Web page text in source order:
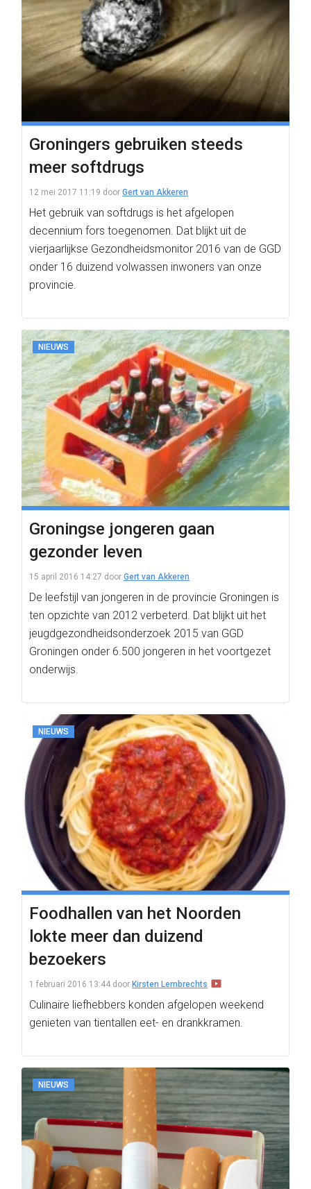
Groningers gebruiken steeds
meer softdrugs
12 mei 2017 11:19 door Gert van Akkeren
Het gebruik van softdrugs is het afgelopen
decennium fors toegenomen. Dat blijkt uit de
vierjaarlijkse Gezondheidsmonitor 2016 van de GGD
onder 16 duizend volwassen inwoners van onze
provincie.
NIEUWS
Groningse jongeren gaan
gezonder leven
15 april 2016 14:27 door Gert van Akkeren
De leefstijl van jongeren in de provincie Groningen is
ten opzichte van 2012 verbeterd. Dat blijkt uit het
jeugdgezondheidsonderzoek 2015 van GGD
Groningen onder 6.500 jongeren in het voortgezet
onderwijs.
NIEUWS
Foodhallen van het Noorden
lokte meer dan duizend
bezoekers
1 februari 2016 13:44 door Kirsten Lembrechts
Culinaire liefhebbers konden afgelopen weekend
genieten van tientallen eet- en drankkramen.
NIEUWS